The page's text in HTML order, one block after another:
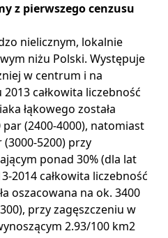
z pierwszego cenzusu
nielicznym, lokalnie
niżu Polski. Występuje
w centrum i na
całkowita liczebność
łąkowego została
(2400-4000), natomiast
5200) przy
ponad 30% (dla lat
2014 całkowita liczebność
oszacowana na ok. 3400
przy zagęszczeniu w
2.93/100 km2